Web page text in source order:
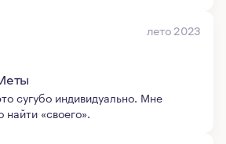
лето 2023
сугубо индивидуально. Мне
найти «своего».